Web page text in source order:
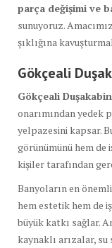
parça değişimi ve
sunuyoruz.
şıklığına
Gökçeali
Gökçeali Duşakabin
onarımından yedek
yelpazesini kapsar.
görünümünü hem de
kişiler tarafından
Banyoların en
hem estetik hem de
büyük katkı sağlar.
kaynaklı arızalar,